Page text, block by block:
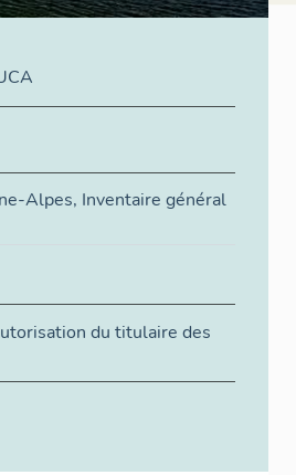
Alpes, Inventaire général
du titulaire des